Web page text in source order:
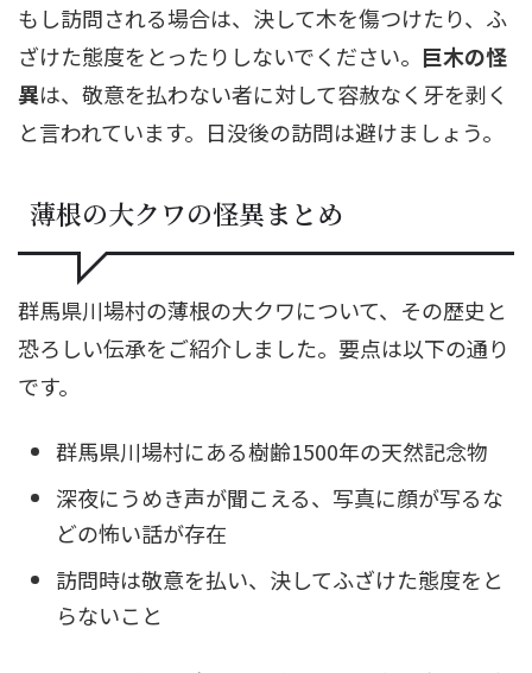
もし訪問される場合は、決して木を傷つけたり、ふ
ざけた態度をとったりしないでください。 巨木の怪
異は、敬意を払わない者に対して容赦なく牙を剥く
と言われています。日没後の訪問は避けましょう。
薄根の大クワの怪異まとめ
群馬県川場村の薄根の大クワについて、その歴史と
恐ろしい伝承をご紹介しました。要点は以下の通り
です。
群馬県川場村にある樹齢1500年の天然記念物
深夜にうめき声が聞こえる、写真に顔が写るな
どの怖い話が存在
訪問時は敬意を払い、決してふざけた態度をと
らないこと